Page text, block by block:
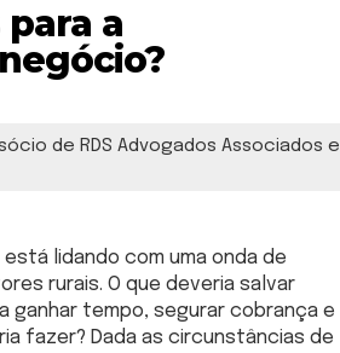
a
de RDS Advogados Associados e
lidando com uma onda de
rurais. O que deveria salvar
tempo, segurar cobrança e
fazer? Dada as circunstâncias de